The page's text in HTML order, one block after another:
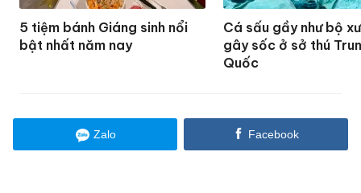
5 tiệm bánh Giáng sinh nổi
bật nhất năm nay
Cá sấu gầy như bộ
gây sốc ở sở thú
Quốc
Zalo Facebook